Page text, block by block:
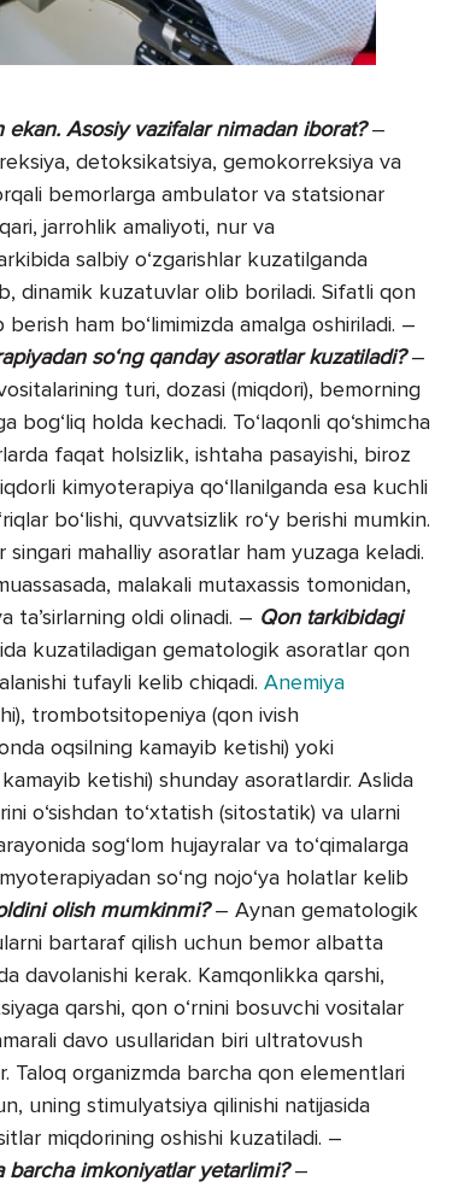
Asosiy vazifalar nimadan iborat?–
detoksikatsiya, gemokorreksiya va
bemorlarga ambulator va statsionar
jarrohlik amaliyoti, nur va
salbiy o‘zgarishlar kuzatilganda
dinamik kuzatuvlar olib boriladi. Sifatli qon
ham bo‘limimizda amalga oshiriladi. –
so‘ng qanday asoratlar kuzatiladi?–
turi, dozasi (miqdori), bemorning
bog‘liq holda kechadi. To‘laqonli qo‘shimcha
faqat holsizlik, ishtaha pasayishi, biroz
kimyoterapiya qo‘llanilganda esa kuchli
bo‘lishi, quvvatsizlik ro‘y berishi mumkin.
mahalliy asoratlar ham yuzaga keladi.
malakali mutaxassis tomonidan,
ta’sirlarning oldi olinadi. – Qon tarkibidagi
kuzatiladigan gematologik asoratlar qon
tufayli kelib chiqadi. Anemiya
trombotsitopeniya (qon ivish
oqsilning kamayib ketishi) yoki
ketishi) shunday asoratlardir. Aslida
o‘sishdan to‘xtatish (sitostatik) va ularni
sog‘lom hujayralar va to‘qimalarga
so‘ng nojo‘ya holatlar kelib
olish mumkinmi?– Aynan gematologik
bartaraf qilish uchun bemor albatta
davolanishi kerak. Kamqonlikka qarshi,
qarshi, qon o‘rnini bosuvchi vositalar
davo usullaridan biri ultratovush
Taloq organizmda barcha qon elementlari
uning stimulyatsiya qilinishi natijasida
miqdorining oshishi kuzatiladi. –
barcha imkoniyatlar yetarlimi?–